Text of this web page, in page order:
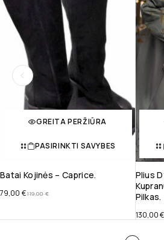
GREITA PERŽIŪRA
PASIRINKTI SAVYBES
Batai Kojinės – Caprice.
119,00€
79,00 €
Plius
Pilkas.
130,00€